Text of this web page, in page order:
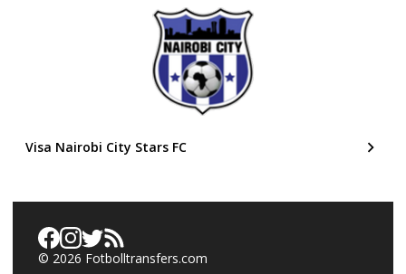
Visa Nairobi City Stars FC
© 2026 Fotbolltransfers.com